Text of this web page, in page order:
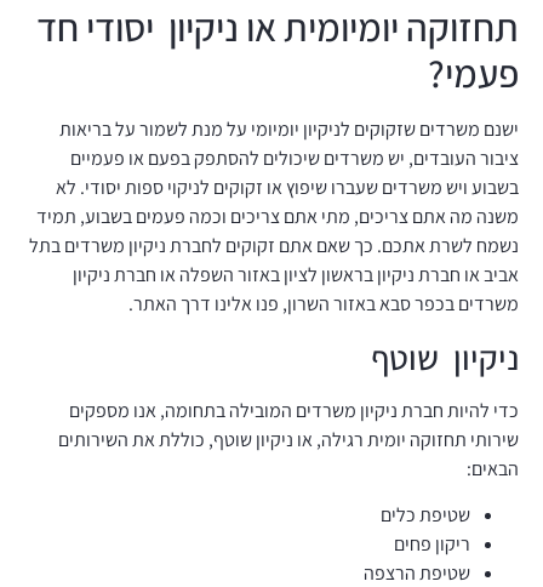
תחזוקה יומיומית או ניקיון יסודי חד
פעמי?
ישנם משרדים שזקוקים לניקיון יומיומי על מנת לשמור על בריאות
ציבור העובדים, יש משרדים שיכולים להסתפק בפעם או פעמיים
בשבוע ויש משרדים שעברו שיפוץ או זקוקים לניקוי ספות יסודי. לא
משנה מה אתם צריכים, מתי אתם צריכים וכמה פעמים בשבוע, תמיד
נשמח לשרת אתכם. כך שאם אתם זקוקים לחברת ניקיון משרדים בתל
אביב או חברת ניקיון בראשון לציון באזור השפלה או חברת ניקיון
משרדים בכפר סבא באזור השרון, פנו אלינו דרך האתר.
ניקיון שוטף
כדי להיות חברת ניקיון משרדים המובילה בתחומה, אנו מספקים
שירותי תחזוקה יומית רגילה, או ניקיון שוטף, כוללת את השירותים
הבאים:
שטיפת כלים
ריקון פחים
שטיפת הרצפה